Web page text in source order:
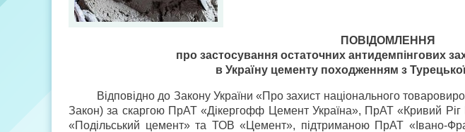
ПОВІДОМЛЕННЯ
про застосування остаточних антидемпінгових
в Україну цементу походженням з
Відповідно до Закону України «Про захист національного
Закон) за скаргою ПрАТ «Дікергофф Цемент Україна», ПрАТ «Кривий
«Подільський цемент» та ТОВ «Цемент», підтриманою ПрАТ «Івано-